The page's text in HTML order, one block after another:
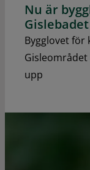
Nu är
Gislebadet
Bygglovet för
Gisleområdet
upp